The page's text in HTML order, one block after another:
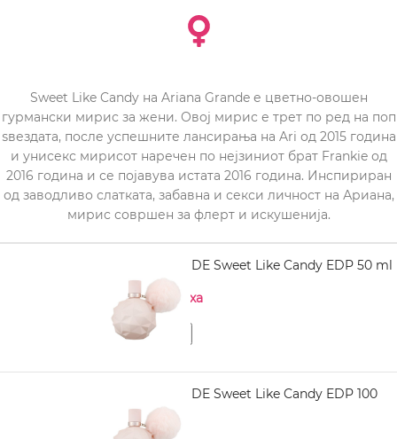
Sweet Like Candy на Ariana Grande е цветно-овошен
гурмански мирис за жени. Овој мирис е трет по ред на поп
ѕвездата, после успешните лансирања на Ari од 2015 година
и унисекс мирисот наречен по нејзиниот брат Frankie од
2016 година и се појавува истата 2016 година. Инспириран
од заводливо слатката, забавна и секси личност на Ариана,
мирис совршен за флерт и искушенија.
ARIANA GRANDE Sweet Like Candy EDP 50 ml
Нема на залиха
ARIANA GRANDE Sweet Like Candy EDP 100